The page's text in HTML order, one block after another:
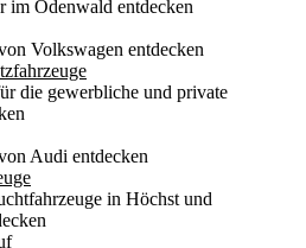
im Odenwald entdecken
Volkswagen entdecken
die gewerbliche und private
Audi entdecken
in Höchst und